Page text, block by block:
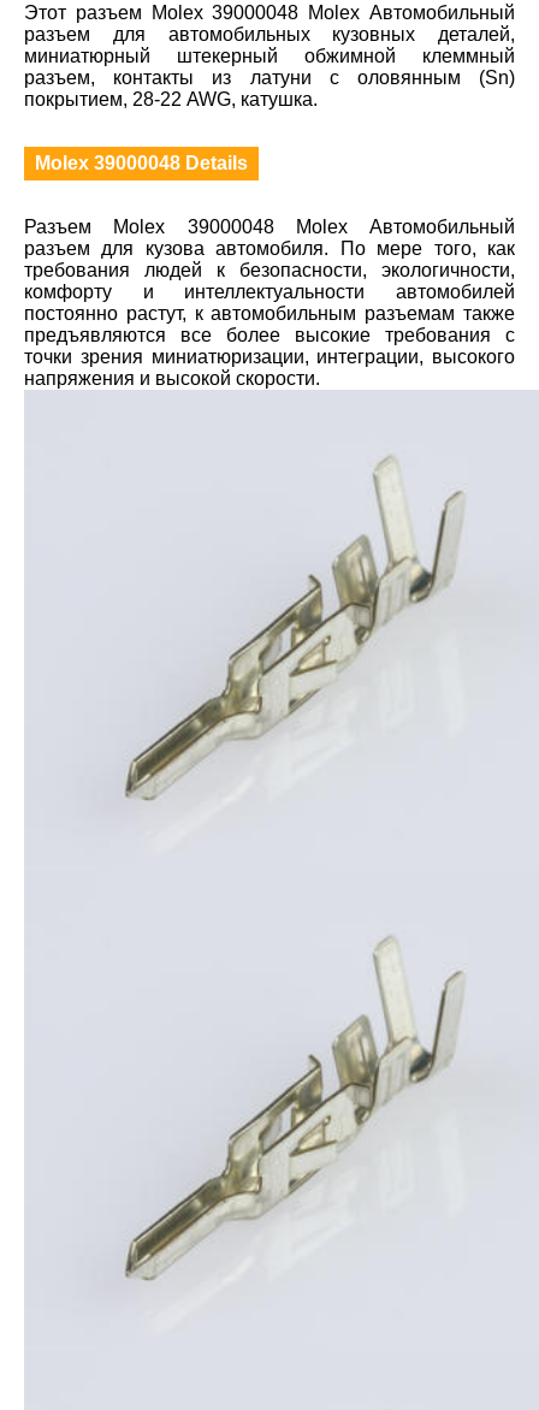
Этот разъем Molex 39000048 Molex Автомобильный
разъем для автомобильных кузовных деталей,
миниатюрный штекерный обжимной клеммный
разъем, контакты из латуни с оловянным (Sn)
покрытием, 28-22 AWG, катушка.
Molex 39000048 Details
Разъем Molex 39000048 Molex Автомобильный
разъем для кузова автомобиля. По мере того, как
требования людей к безопасности, экологичности,
комфорту и интеллектуальности автомобилей
постоянно растут, к автомобильным разъемам также
предъявляются все более высокие требования с
точки зрения миниатюризации, интеграции, высокого
напряжения и высокой скорости.